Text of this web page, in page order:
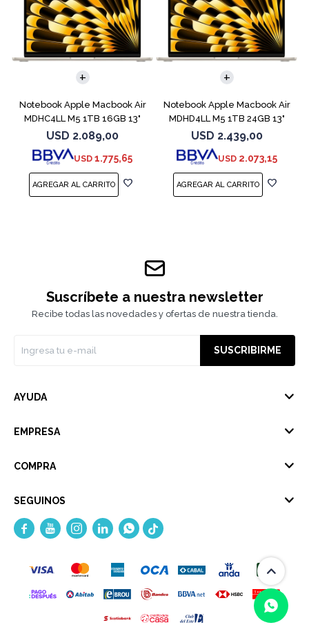
Notebook Apple Macbook Air
MDHC4LL M5 1TB 16GB 13"
Starlight
USD 2.089,00
USD 1.775,65
COMPARAR
Notebook Apple Macbook Air
MDHD4LL M5 1TB 24GB 13"
Starlight
USD 2.439,00
USD 2.073,15
COMPARAR
Suscríbete a nuestra newsletter
Recibe todas las novedades y ofertas de nuestra tienda.
SUSCRIBIRME
AYUDA
EMPRESA
COMPRA
SEGUINOS
    